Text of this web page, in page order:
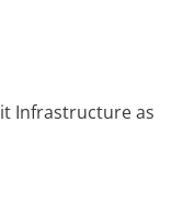
Infrastructure as